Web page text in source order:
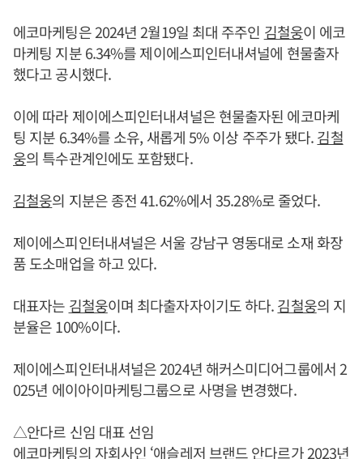
에코마케팅은 2024년 2월19일 최대 주주인 김철웅이 에코
마케팅 지분 6.34%를 제이에스피인터내셔널에 현물출자
했다고 공시했다.
이에 따라 제이에스피인터내셔널은 현물출자된 에코마케
팅 지분 6.34%를 소유, 새롭게 5% 이상 주주가 됐다.김철
웅의 특수관계인에도 포함됐다.
김철웅의 지분은 종전 41.62%에서 35.28%로 줄었다.
제이에스피인터내셔널은 서울 강남구 영동대로 소재 화장
품 도소매업을 하고 있다.
대표자는 김철웅이며 최다출자자이기도 하다.김철웅의 지
분율은 100%이다.
제이에스피인터내셔널은 2024년 해커스미디어그룹에서 2
025년 에이아이마케팅그룹으로 사명을 변경했다.
△안다르 신임 대표 선임
에코마케팅의 자회사인 ‘애슬레저 브랜드 안다르가 2023년